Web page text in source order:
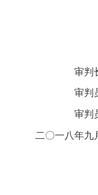
审
审
审判
二〇一八年九